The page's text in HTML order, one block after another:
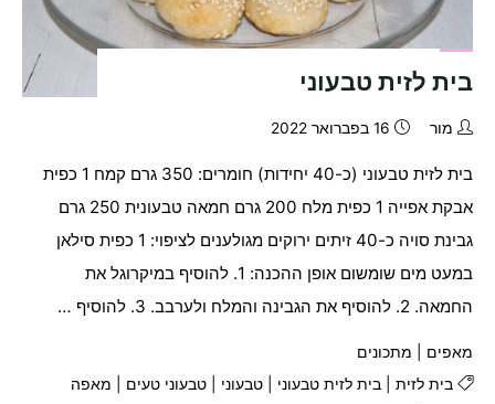
בית לזית טבעוני
מור 16 בפברואר 2022
בית לזית טבעוני (כ-40 יחידות) חומרים: 350 גרם קמח 1 כפית
אבקת אפייה 1 כפית מלח 200 גרם חמאה טבעונית 250 גרם
גבינת סויה כ-40 זיתים ירוקים מגולענים לציפוי: 1 כפית סילאן
במעט מים שומשום אופן ההכנה: 1. להוסיף במיקרוגל את
החמאה. 2. להוסיף את הגבינה והמלח ולערבב. 3. להוסיף …
מאפים
מתכונים
בית לזית| בית לזית טבעוני טבעוני טבעוני טעים
מאפה